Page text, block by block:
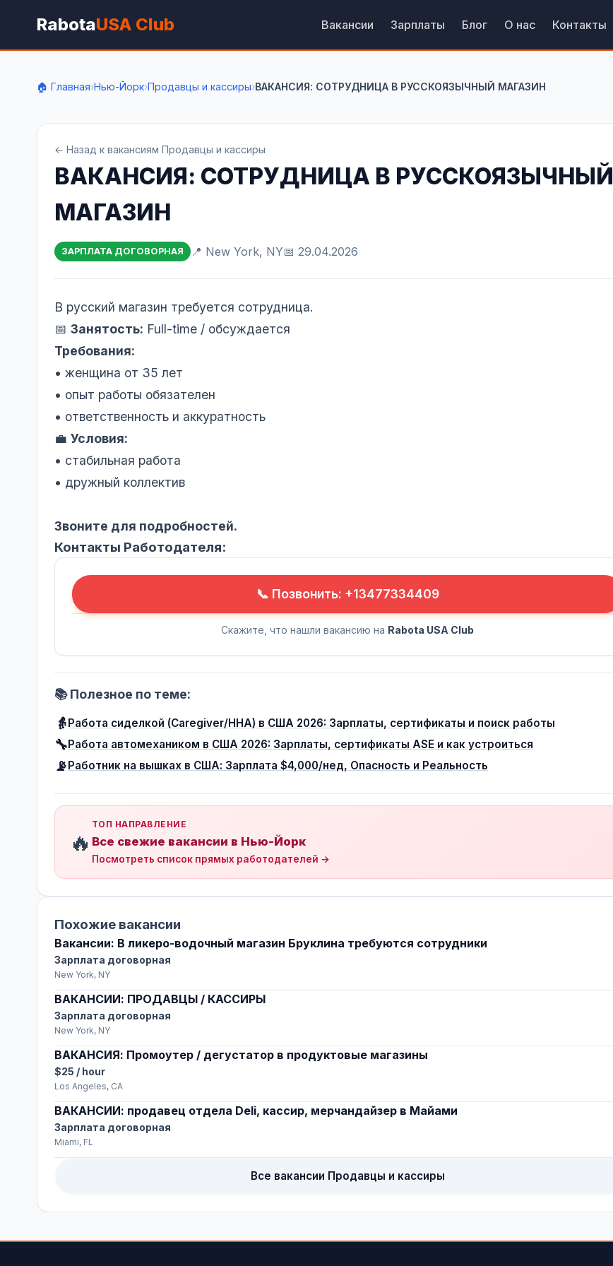
RabotaUSA Club Вакансии Зарплаты Блог О нас Контакты
🏠 Главная›Нью-Йорк›Продавцы и кассиры›ВАКАНСИЯ: СОТРУДНИЦА В РУССКОЯЗЫЧНЫЙ МАГАЗИН
← Назад к вакансиям Продавцы и кассиры
ВАКАНСИЯ: СОТРУДНИЦА В РУССКОЯЗЫЧНЫЙ
МАГАЗИН
ЗАРПЛАТА ДОГОВОРНАЯ 📍 New York, NY📅 29.04.2026
В русский магазин требуется сотрудница.
📅 Занятость: Full-time / обсуждается
Требования:
• женщина от 35 лет
• опыт работы обязателен
• ответственность и аккуратность
💼 Условия:
• стабильная работа
• дружный коллектив
Звоните для подробностей.
Контакты Работодателя:
📞 Позвонить: +13477334409
Скажите, что нашли вакансию на Rabota USA Club
📚 Полезное по теме:
👵Работа сиделкой (Caregiver/HHA) в США 2026: Зарплаты, сертификаты и поиск работы
🔧Работа автомехаником в США 2026: Зарплаты, сертификаты ASE и как устроиться
📡Работник на вышках в США: Зарплата $4,000/нед, Опасность и Реальность
🔥
ТОП НАПРАВЛЕНИЕ
Все свежие вакансии в Нью-Йорк
Посмотреть список прямых работодателей →
Похожие вакансии
Вакансии: В ликеро-водочный магазин Бруклина требуются сотрудники
Зарплата договорная
New York, NY
ВАКАНСИИ: ПРОДАВЦЫ / КАССИРЫ
Зарплата договорная
New York, NY
ВАКАНСИЯ: Промоутер / дегустатор в продуктовые магазины
$25 / hour
Los Angeles, CA
ВАКАНСИИ: продавец отдела Deli, кассир, мерчандайзер в Майами
Зарплата договорная
Miami, FL
Все вакансии Продавцы и кассиры